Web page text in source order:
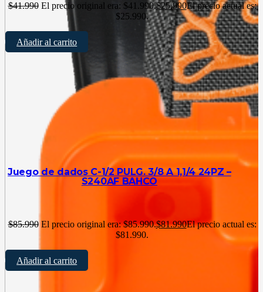
$41.990 El precio original era: $41.990.$25.990El precio actual es:
$25.990.
Añadir al carrito
Juego de dados C-1/2 PULG. 3/8 A 1,1/4 24PZ –
S240AF BAHCO
$85.990 El precio original era: $85.990.$81.990El precio actual es:
$81.990.
Añadir al carrito